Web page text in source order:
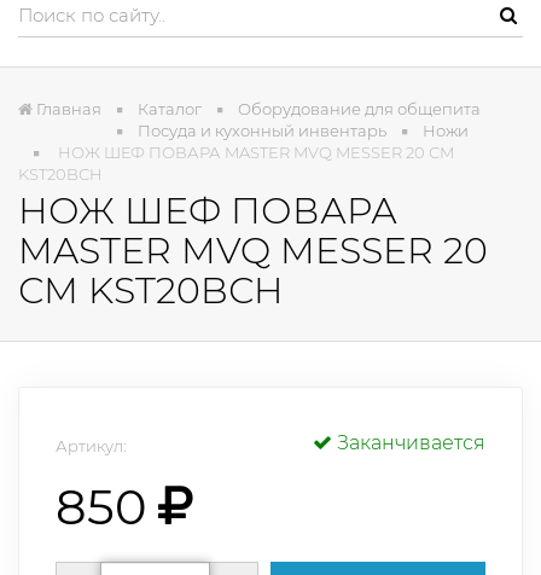
Главная Каталог
Оборудование для общепита
Посуда и кухонный инвентарь
Ножи
НОЖ ШЕФ ПОВАРА MASTER MVQ MESSER 20 СМ
KST20BСH
НОЖ ШЕФ ПОВАРА
MASTER MVQ MESSER 20
СМ KST20BСH
Артикул: Заканчивается
850